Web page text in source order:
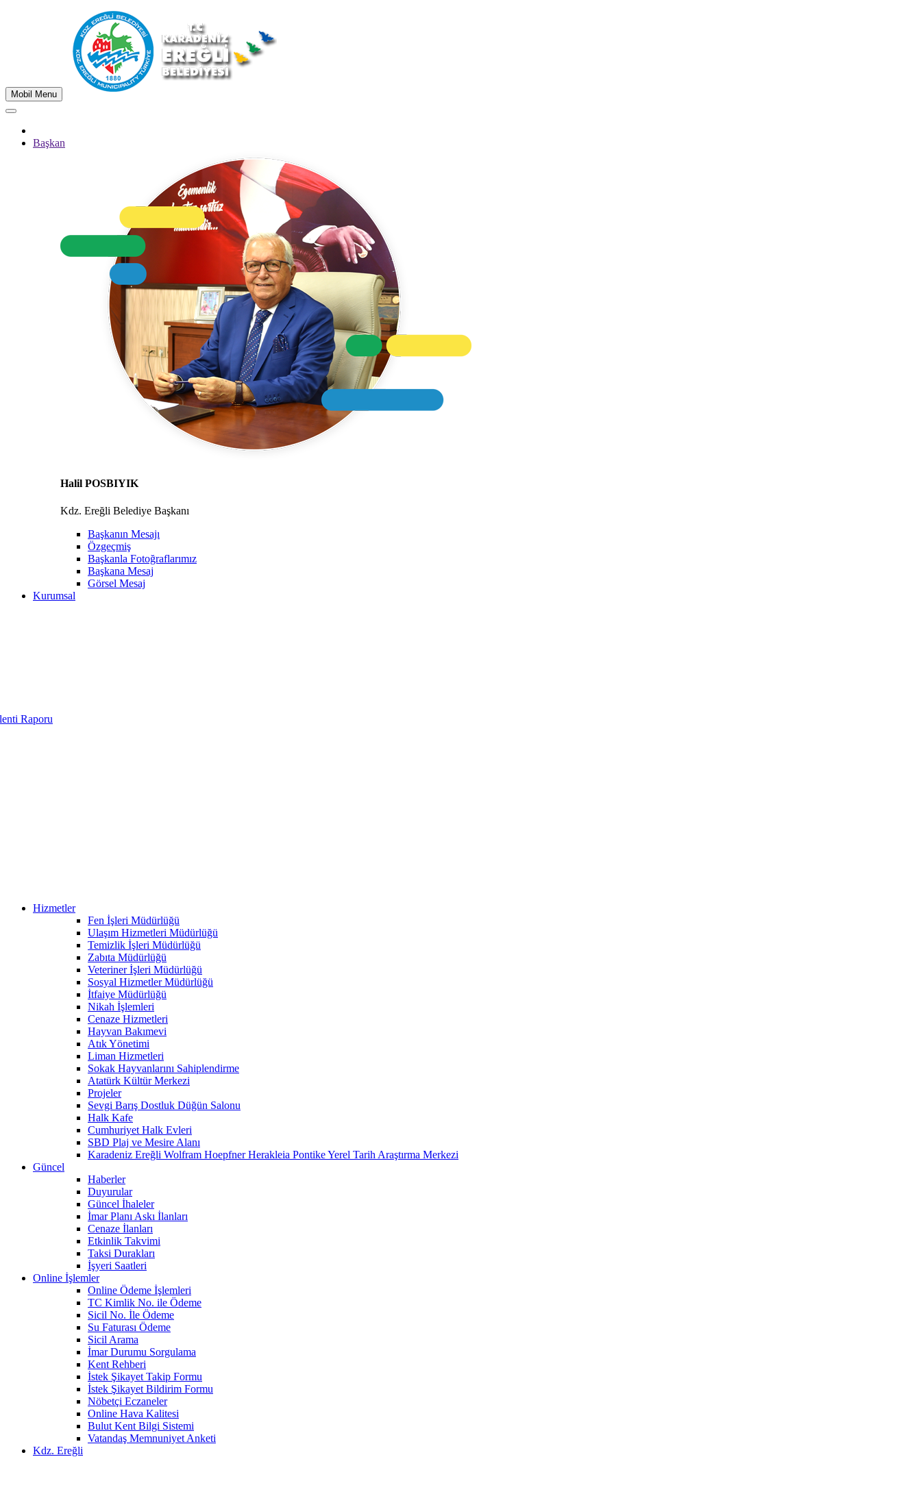
Mobil Menu
Başkan
Halil POSBIYIK
Kdz. Ereğli Belediye Başkanı
Başkanın Mesajı
Özgeçmiş
Başkanla Fotoğraflarımız
Başkana Mesaj
Görsel Mesaj
Kurumsal
Raporu
Hizmetler
Fen İşleri Müdürlüğü
Ulaşım Hizmetleri Müdürlüğü
Temizlik İşleri Müdürlüğü
Zabıta Müdürlüğü
Veteriner İşleri Müdürlüğü
Sosyal Hizmetler Müdürlüğü
İtfaiye Müdürlüğü
Nikah İşlemleri
Cenaze Hizmetleri
Hayvan Bakımevi
Atık Yönetimi
Liman Hizmetleri
Sokak Hayvanlarını Sahiplendirme
Atatürk Kültür Merkezi
Projeler
Sevgi Barış Dostluk Düğün Salonu
Halk Kafe
Cumhuriyet Halk Evleri
SBD Plaj ve Mesire Alanı
Karadeniz Ereğli Wolfram Hoepfner Herakleia Pontike Yerel Tarih Araştırma Merkezi
Güncel
Haberler
Duyurular
Güncel İhaleler
İmar Planı Askı İlanları
Cenaze İlanları
Etkinlik Takvimi
Taksi Durakları
İşyeri Saatleri
Online İşlemler
Online Ödeme İşlemleri
TC Kimlik No. ile Ödeme
Sicil No. İle Ödeme
Su Faturası Ödeme
Sicil Arama
İmar Durumu Sorgulama
Kent Rehberi
İstek Şikayet Takip Formu
İstek Şikayet Bildirim Formu
Nöbetçi Eczaneler
Online Hava Kalitesi
Bulut Kent Bilgi Sistemi
Vatandaş Memnuniyet Anketi
Kdz. Ereğli